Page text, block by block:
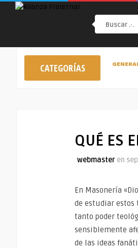
CATEGORÍAS
QUÉ ES
webmaster en
En Masonería
de estudiar estos
tanto poder
sensiblemente
de las ideas